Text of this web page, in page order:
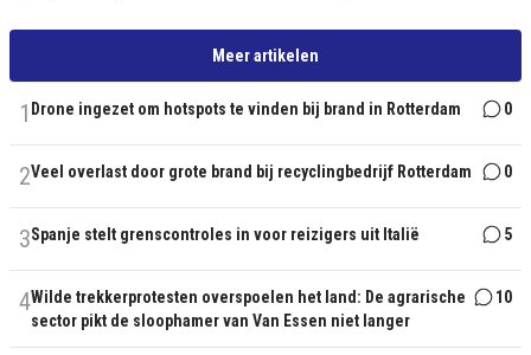
Meer artikelen
1 Drone ingezet om hotspots te vinden bij brand in Rotterdam 0
2Veel overlast door grote brand bij recyclingbedrijf Rotterdam 0
3Spanje stelt grenscontroles in voor reizigers uit Italië 5
4Wilde trekkerprotesten overspoelen het land: De agrarische
sector pikt de sloophamer van Van Essen niet langer
10